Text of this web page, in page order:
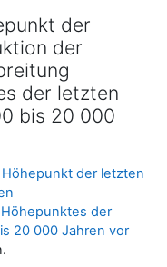
der
der
der letzten
bis 20 000
der letzten
der
20 000 Jahren vor